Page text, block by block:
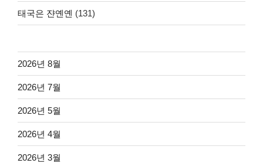
태국은 쟌옌옌 (131)
2026년 8월
2026년 7월
2026년 5월
2026년 4월
2026년 3월